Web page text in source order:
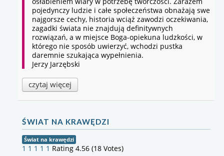
pojedynczy ludzie i całe społeczeństwa obnażają swe
najgorsze cechy, historia wciąż zawodzi oczekiwania,
zagadki świata nie znajdują definitywnych
rozwiązań, a w miejsce Boga-opiekuna ludzkości, w
którego nie sposób uwierzyć, wchodzi pustka
daremnie szukająca wypełnienia.
Jerzy Jarzębski
czytaj więcej
ŚWIAT NA KRAWĘDZI
Świat na krawędzi
1 1 1 1 1 Rating 4.56 (18 Votes)